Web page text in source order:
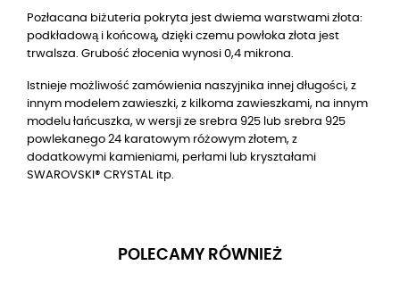
Pozłacana biżuteria pokryta jest dwiema warstwami złota:
podkładową i końcową, dzięki czemu powłoka złota jest
trwalsza. Grubość złocenia wynosi 0,4 mikrona.
Istnieje możliwość zamówienia naszyjnika innej długości, z
innym modelem zawieszki, z kilkoma zawieszkami, na innym
modelu łańcuszka, w wersji ze srebra 925 lub srebra 925
powlekanego 24 karatowym różowym złotem, z
dodatkowymi kamieniami, perłami lub kryształami
SWAROVSKI® CRYSTAL itp.
POLECAMY RÓWNIEŻ